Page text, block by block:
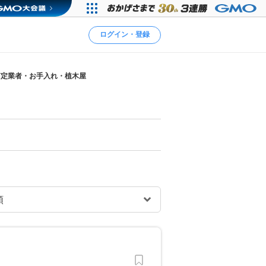
ログイン・登録
業者・お手入れ・植木屋